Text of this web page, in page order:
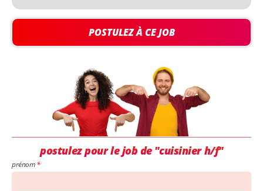
POSTULEZ À CE JOB
postulez pour le job de "cuisinier h/f"
prénom